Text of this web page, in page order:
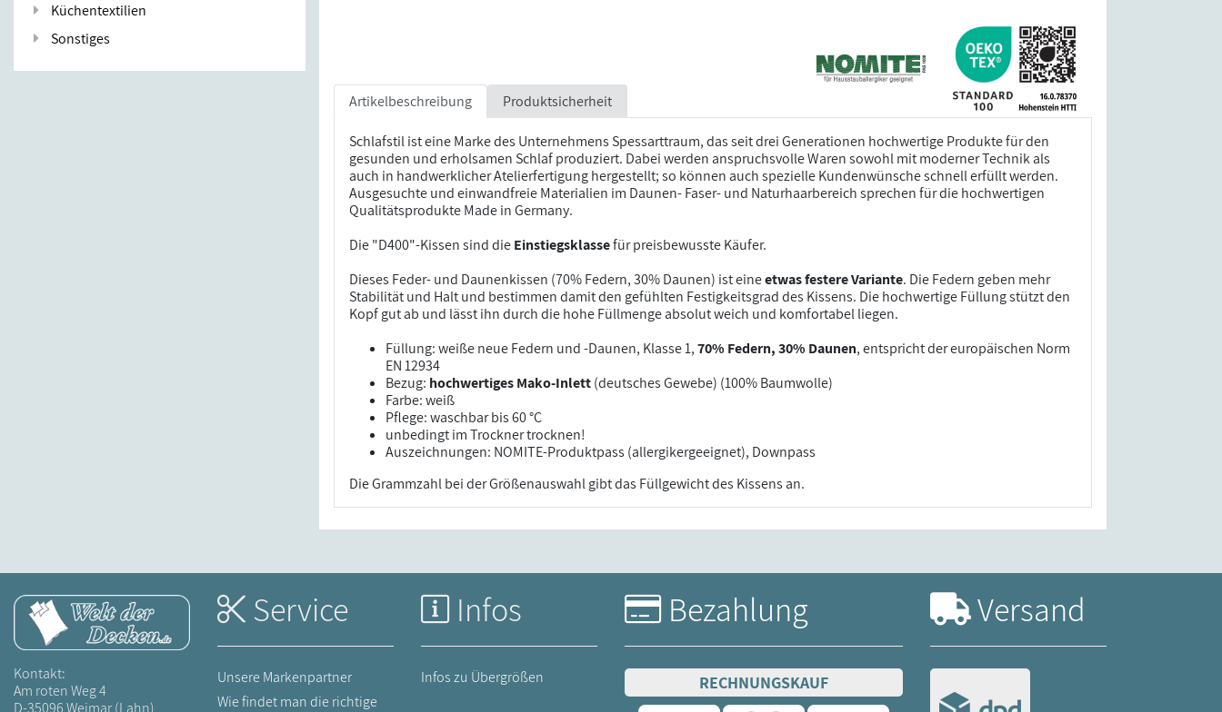
Küchentextilien
Sonstiges
Artikelbeschreibung Produktsicherheit
Schlafstil ist eine Marke des Unternehmens Spessarttraum, das seit drei Generationen hochwertige Produkte für den
gesunden und erholsamen Schlaf produziert. Dabei werden anspruchsvolle Waren sowohl mit moderner Technik als
auch in handwerklicher Atelierfertigung hergestellt; so können auch spezielle Kundenwünsche schnell erfüllt werden.
Ausgesuchte und einwandfreie Materialien im Daunen- Faser- und Naturhaarbereich sprechen für die hochwertigen
Qualitätsprodukte Made in Germany.
Die "D400"-Kissen sind dieEinstiegsklassefür preisbewusste Käufer.
Dieses Feder- und Daunenkissen (70% Federn, 30% Daunen) ist eineetwas festere Variante. Die Federn geben mehr
Stabilität und Halt und bestimmen damit den gefühlten Festigkeitsgrad des Kissens. Die hochwertige Füllung stützt den
Kopf gut ab und lässt ihn durch die hohe Füllmenge absolut weich und komfortabel liegen.
Füllung: weiße neue Federn und -Daunen, Klasse 1,70% Federn, 30% Daunen, entspricht der europäischen Norm
EN 12934
Bezug: hochwertiges Mako-Inlett(deutsches Gewebe) (100% Baumwolle)
Farbe: weiß
Pflege: waschbar bis 60 °C
unbedingt im Trockner trocknen!
Auszeichnungen: NOMITE-Produktpass (allergikergeeignet), Downpass
Die Grammzahl bei der Größenauswahl gibt das Füllgewicht des Kissens an.
Kontakt:
Am roten Weg 4
D-35096 Weimar (Lahn)
Service
Unsere Markenpartner
Wie findet man die richtige
Infos
Infos zu Übergrößen
Bezahlung
RECHNUNGSKAUF
Versand